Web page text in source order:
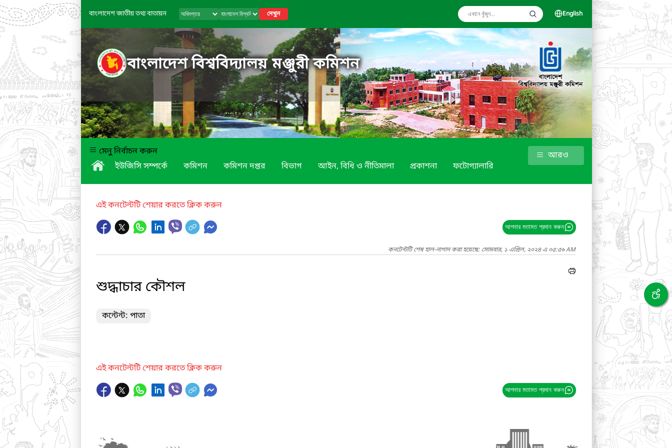
বাংলাদেশ জাতীয় তথ্য বাতায়ন দেখুন English
বাংলাদেশ বিশ্ববিদ্যালয় মঞ্জুরী কমিশন
মেনু নির্বাচন করুন
ইউজিসি সম্পর্কে
কমিশন কমিশন দপ্তর বিভাগ আইন, বিধি ও নীতিমালা প্রকাশনা ফটোগ্যালারি
আরও
এই কনটেন্টটি শেয়ার করতে ক্লিক করুন
আপনার মতামত প্রদান করুন
কনটেন্টটি শেষ হাল-নাগাদ করা হয়েছে: সোমবার, ১ এপ্রিল, ২০২৪ এ ০৫:৫৬ AM
শুদ্ধাচার কৌশল
কন্টেন্ট: পাতা
এই কনটেন্টটি শেয়ার করতে ক্লিক করুন
আপনার মতামত প্রদান করুন